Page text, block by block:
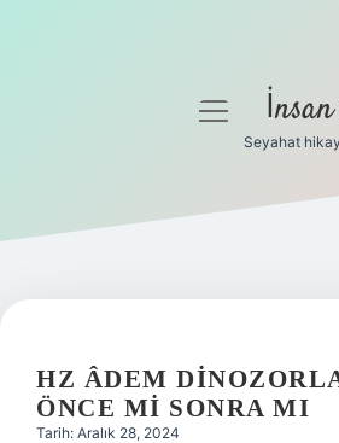
Gizlilik Politikası
Yasal Uyarı
menüyü
Seyahat
HZ ÂDEM
ÖNCE MI SONRA MI
Tarih: Aralık 28, 2024